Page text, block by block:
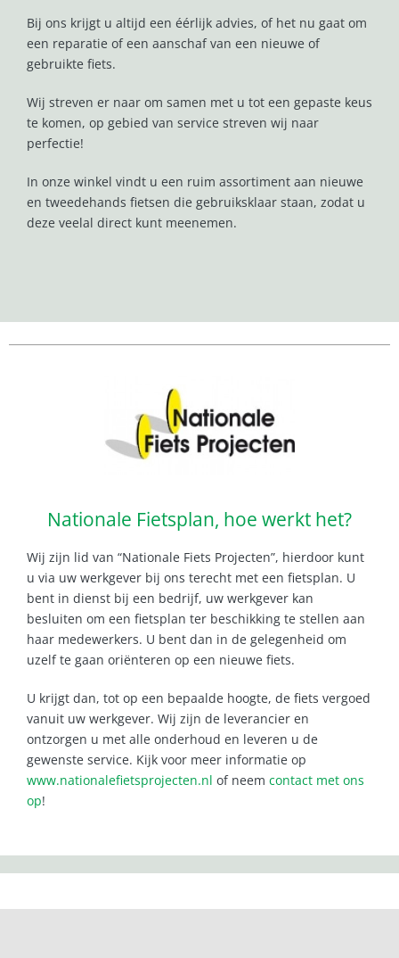
Bij ons krijgt u altijd een éérlijk advies, of het nu gaat om
een reparatie of een aanschaf van een nieuwe of
gebruikte fiets.
Wij streven er naar om samen met u tot een gepaste keus
te komen, op gebied van service streven wij naar
perfectie!
In onze winkel vindt u een ruim assortiment aan nieuwe
en tweedehands fietsen die gebruiksklaar staan, zodat u
deze veelal direct kunt meenemen.
Nationale Fietsplan, hoe werkt het?
Wij zijn lid van “Nationale Fiets Projecten”, hierdoor kunt
u via uw werkgever bij ons terecht met een fietsplan. U
bent in dienst bij een bedrijf, uw werkgever kan
besluiten om een fietsplan ter beschikking te stellen aan
haar medewerkers. U bent dan in de gelegenheid om
uzelf te gaan oriënteren op een nieuwe fiets.
U krijgt dan, tot op een bepaalde hoogte, de fiets vergoed
vanuit uw werkgever. Wij zijn de leverancier en
ontzorgen u met alle onderhoud en leveren u de
gewenste service. Kijk voor meer informatie op
www.nationalefietsprojecten.nl of neem contact met ons
op!